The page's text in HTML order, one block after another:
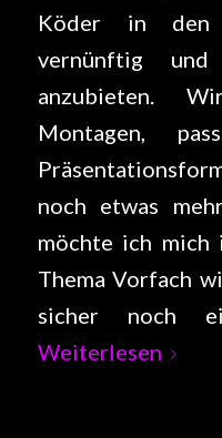
Köder in den
vernünftig
anzubieten.
Montagen,
noch etwas
möchte ich mich
Thema Vorfach
sicher noch
Weiterlesen